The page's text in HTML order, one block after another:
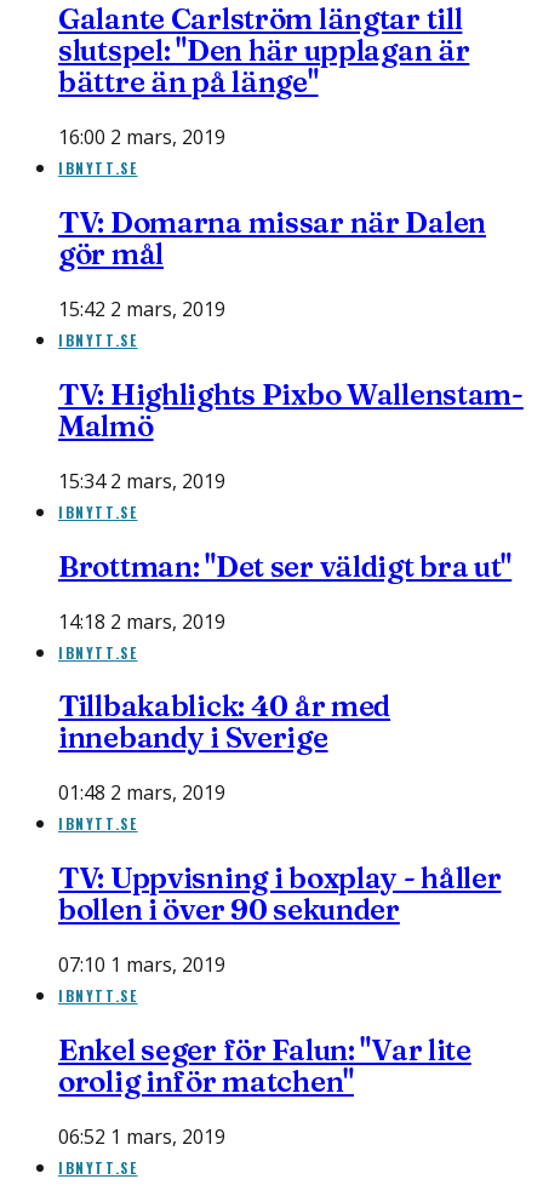
Galante Carlström längtar till
slutspel: "Den här upplagan är
bättre än på länge"
16:00 2 mars, 2019
IBNYTT.SE
TV: Domarna missar när Dalen
gör mål
15:42 2 mars, 2019
IBNYTT.SE
TV: Highlights Pixbo Wallenstam-
Malmö
15:34 2 mars, 2019
IBNYTT.SE
Brottman: "Det ser väldigt bra ut"
14:18 2 mars, 2019
IBNYTT.SE
Tillbakablick: 40 år med
innebandy i Sverige
01:48 2 mars, 2019
IBNYTT.SE
TV: Uppvisning i boxplay - håller
bollen i över 90 sekunder
07:10 1 mars, 2019
IBNYTT.SE
Enkel seger för Falun: "Var lite
orolig inför matchen"
06:52 1 mars, 2019
IBNYTT.SE